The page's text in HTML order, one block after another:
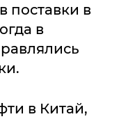
поставки в
в
в Китай,